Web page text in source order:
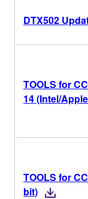
DTX502
TOOLS for
14 (Intel/
TOOLS for
bit)